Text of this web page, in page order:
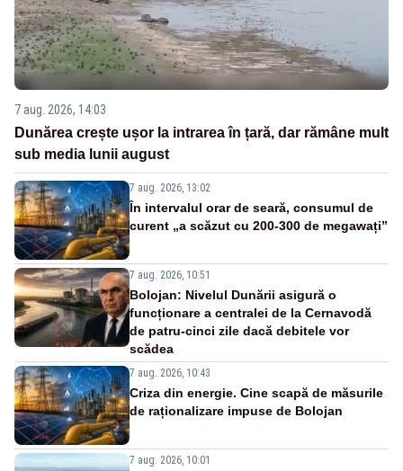
7 aug. 2026, 14:03
Dunărea crește ușor la intrarea în țară, dar rămâne mult
sub media lunii august
7 aug. 2026, 13:02
În intervalul orar de seară, consumul de
curent „a scăzut cu 200-300 de megawați”
7 aug. 2026, 10:51
Bolojan: Nivelul Dunării asigură o
funcționare a centralei de la Cernavodă
de patru-cinci zile dacă debitele vor
scădea
7 aug. 2026, 10:43
Criza din energie. Cine scapă de măsurile
de raționalizare impuse de Bolojan
7 aug. 2026, 10:01